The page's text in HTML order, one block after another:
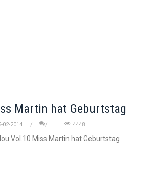
Martin hat Geburtstag
02-2014 4448
Vol.10 Miss Martin hat Geburtstag